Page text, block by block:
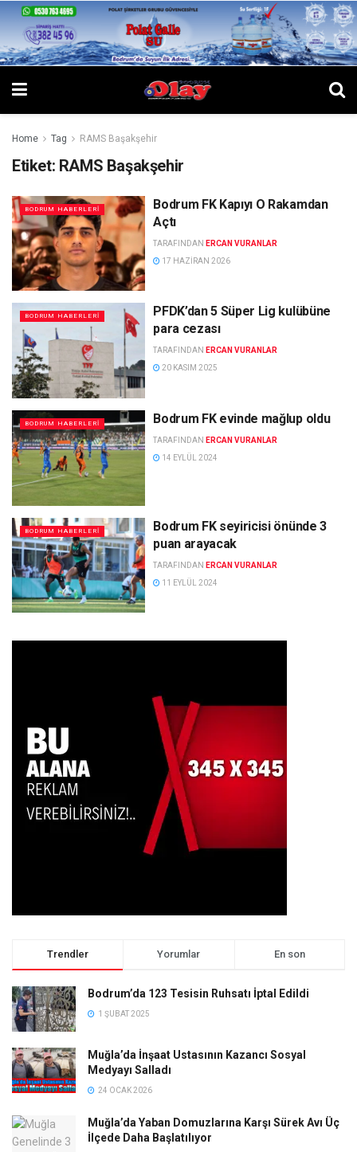
Home Tag RAMS Başakşehir
Etiket: RAMS Başakşehir
BODRUM HABERLERI
Bodrum FK Kapıyı O Rakamdan
Açtı
TARAFINDAN ERCAN VURANLAR
17 HAZIRAN 2026
BODRUM HABERLERI
PFDK’dan 5 Süper Lig kulübüne
para cezası
TARAFINDAN ERCAN VURANLAR
20 KASIM 2025
BODRUM HABERLERI Bodrum FK evinde mağlup oldu
TARAFINDAN ERCAN VURANLAR
14 EYLÜL 2024
BODRUM HABERLERI
Bodrum FK seyiricisi önünde 3
puan arayacak
TARAFINDAN ERCAN VURANLAR
11 EYLÜL 2024
Trendler Yorumlar En son
Bodrum’da 123 Tesisin Ruhsatı İptal Edildi
1 ŞUBAT 2025
Muğla’da İnşaat Ustasının Kazancı Sosyal
Medyayı Salladı
24 OCAK 2026
Muğla’da Yaban Domuzlarına Karşı Sürek Avı Üç
İlçede Daha Başlatılıyor